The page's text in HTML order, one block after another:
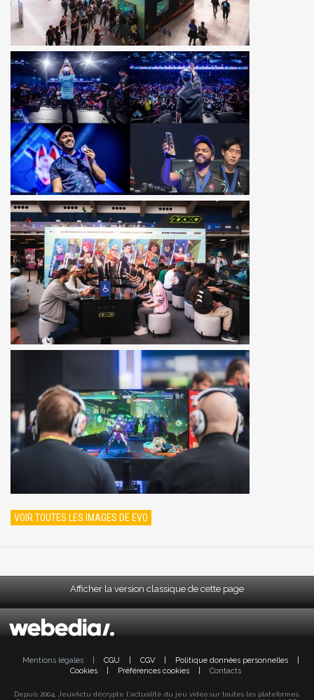
VOIR TOUTES LES IMAGES DE EVO
Afficher la version classique de cette page
Mentions légales CGU CGV Politique données personnelles
Cookies
Préférences cookies Contacts
Depuis 2004, JeuxActu décrypte l'actualité du jeu vidéo sur toutes les plateformes.